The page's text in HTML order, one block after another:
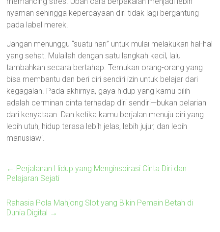
nyaman sehingga kepercayaan diri tidak lagi bergantung
pada label merek.
Jangan menunggu “suatu hari” untuk mulai melakukan hal-hal
yang sehat. Mulailah dengan satu langkah kecil, lalu
tambahkan secara bertahap. Temukan orang-orang yang
bisa membantu dan beri diri sendiri izin untuk belajar dari
kegagalan. Pada akhirnya, gaya hidup yang kamu pilih
adalah cerminan cinta terhadap diri sendiri—bukan pelarian
dari kenyataan. Dan ketika kamu berjalan menuju diri yang
lebih utuh, hidup terasa lebih jelas, lebih jujur, dan lebih
manusiawi.
← Perjalanan Hidup yang Menginspirasi Cinta Diri dan
Pelajaran Sejati
Rahasia Pola Mahjong Slot yang Bikin Pemain Betah di
Dunia Digital →